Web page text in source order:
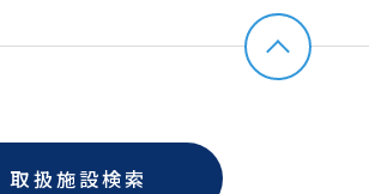
取扱施設検索